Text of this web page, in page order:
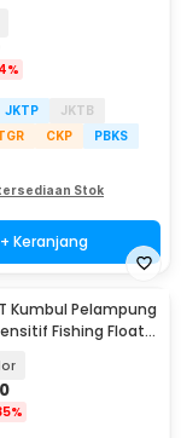
JKTP
JKTB
CKP
PBKS
Stok
+ Keranjang
Kumbul Pelampung
Fishing Float